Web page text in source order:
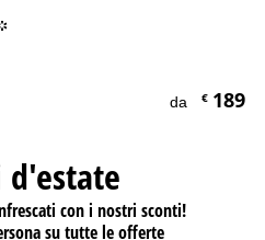
da €189
d'estate
con i nostri sconti!
su tutte le offerte